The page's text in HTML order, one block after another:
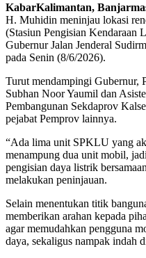
KabarKalimantan,
H. Muhidin meninjau lokasi
(Stasiun Pengisian Kendaraan
Gubernur Jalan Jenderal
pada Senin (8/6/2026).
Turut mendampingi Gubernur,
Subhan Noor Yaumil dan
Pembangunan Sekdaprov
pejabat Pemprov lainnya.
“Ada lima unit SPKLU yang
menampung dua unit mobil,
pengisian daya listrik
melakukan peninjauan.
Selain menentukan titik
memberikan arahan kepada
agar memudahkan pengguna
daya, sekaligus nampak indah